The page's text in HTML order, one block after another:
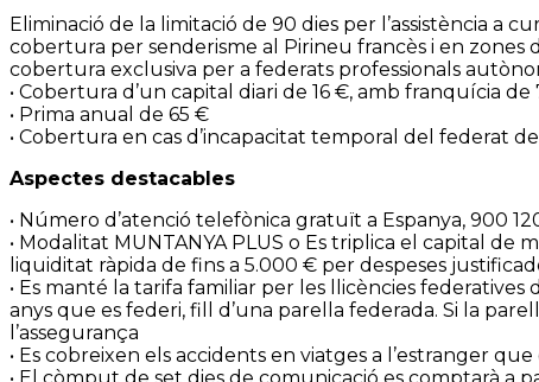
Eliminació de la limitació de 90 dies per l’assistència a
cobertura per senderisme al Pirineu francès i en zones
cobertura exclusiva per a federats professionals
• Cobertura d’un capital diari de 16 €, amb franquícia de
• Prima anual de 65 €
• Cobertura en cas d’incapacitat temporal del federat
Aspectes destacables
• Número d’atenció telefònica gratuït a Espanya, 900
• Modalitat MUNTANYA PLUS o Es triplica el capital
liquiditat ràpida de fins a 5.000 € per despeses
• Es manté la tarifa familiar per les llicències
anys que es federi, fill d’una parella federada. Si la
l’assegurança
• Es cobreixen els accidents en viatges a l’estranger